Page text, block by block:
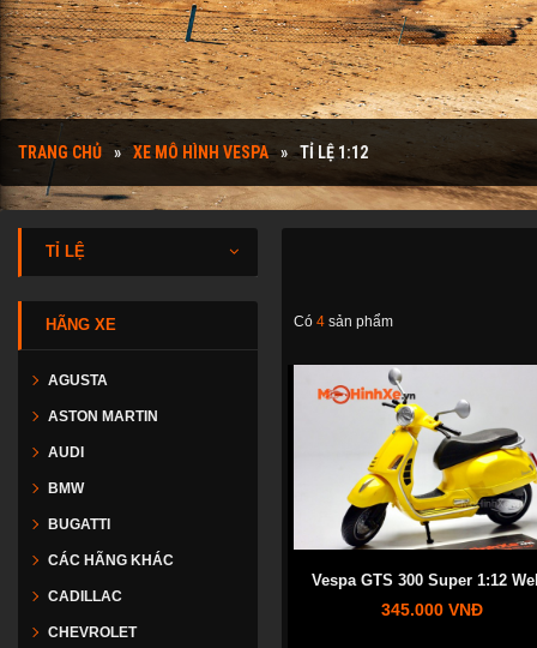
TRANG CHỦ XE MÔ HÌNH VESPA TỈ LỆ 1:12
TỈ LỆ
HÃNG XE
AGUSTA
ASTON MARTIN
AUDI
BMW
BUGATTI
CÁC HÃNG KHÁC
CADILLAC
CHEVROLET
Có 4 sản phẩm
Vespa GTS 300 Super 1:12
345.000 VNĐ